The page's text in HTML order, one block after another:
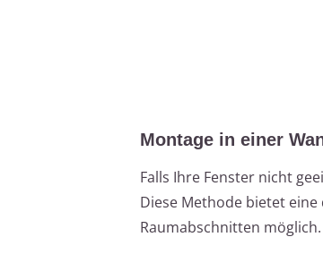
Montage in einer
Falls Ihre Fenster nicht
Diese Methode bietet
Raumabschnitten möglich.